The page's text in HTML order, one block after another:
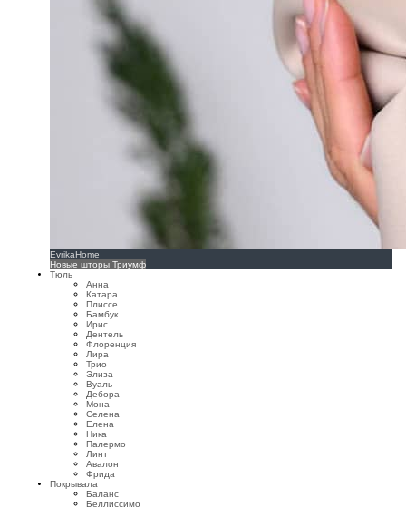
EvrikaHome
Новые шторы Триумф
Тюль
Анна
Катара
Плиссе
Бамбук
Ирис
Дентель
Флоренция
Лира
Трио
Элиза
Вуаль
Дебора
Мона
Селена
Елена
Ника
Палермо
Линт
Авалон
Фрида
Покрывала
Баланс
Беллиссимо